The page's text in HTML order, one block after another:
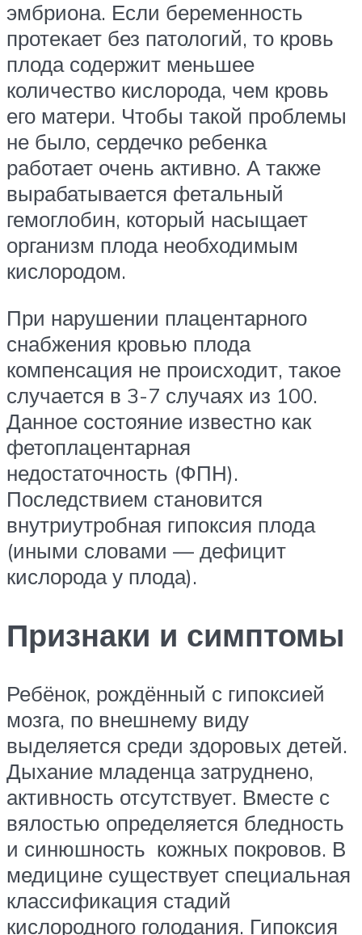
эмбриона. Если беременность
протекает без патологий, то кровь
плода содержит меньшее
количество кислорода, чем кровь
его матери. Чтобы такой проблемы
не было, сердечко ребенка
работает очень активно. А также
вырабатывается фетальный
гемоглобин, который насыщает
организм плода необходимым
кислородом.
При нарушении плацентарного
снабжения кровью плода
компенсация не происходит, такое
случается в 3-7 случаях из 100.
Данное состояние известно как
фетоплацентарная
недостаточность (ФПН).
Последствием становится
внутриутробная гипоксия плода
(иными словами — дефицит
кислорода у плода).
Признаки и симптомы
Ребёнок, рождённый с гипоксией
мозга, по внешнему виду
выделяется среди здоровых детей.
Дыхание младенца затруднено,
активность отсутствует. Вместе с
вялостью определяется бледность
и синюшность кожных покровов. В
медицине существует специальная
классификация стадий
кислородного голодания. Гипоксия